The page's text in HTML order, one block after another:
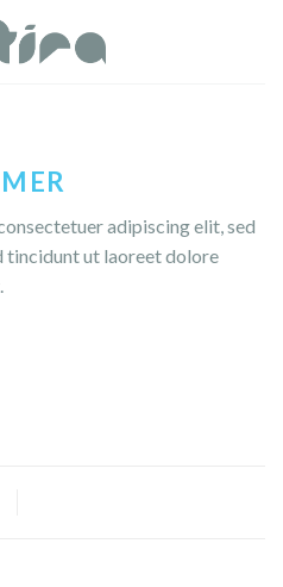
adipiscing elit, sed
tincidunt ut laoreet dolore